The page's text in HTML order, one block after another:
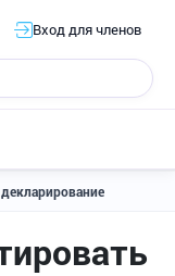
Вход для членов